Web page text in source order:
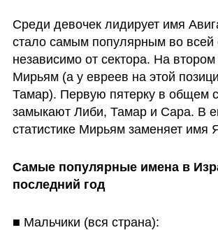
Среди девочек лидирует имя
стало самым популярным во всей
независимо от сектора. На
Мирьям (а у евреев на этой
Тамар). Первую пятерку в общем
замыкают Либи, Тамар и Сара. В
статистике Мирьям заменяет имя
Самые популярные имена в
последний год
■ Мальчики (вся страна):